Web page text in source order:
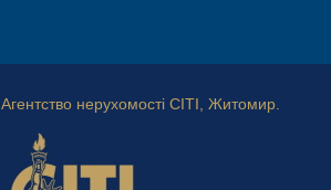
Агентство нерухомості СІТІ, Житомир.